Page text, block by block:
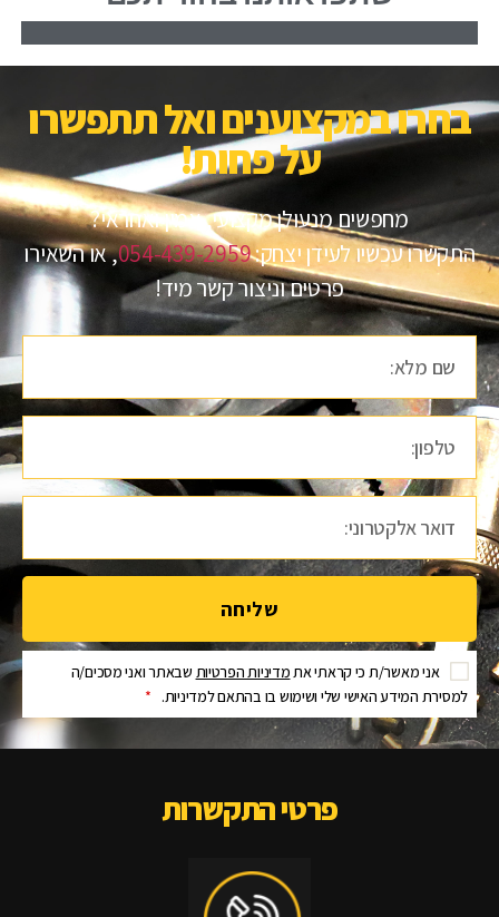
בחרו במקצוענים ואל תתפשרו
על פחות!​
מחפשים מנעולן מקצועי, אמין ואחראי?
התקשרו עכשיו לעידן יצחק:054-439-2959, או השאירו
פרטים וניצור קשר מיד!
שליחה
אני מאשר/ת כי קראתי אתמדיניות הפרטיות שבאתר ואני מסכים/ה
למסירת המידע האישי שלי ושימוש בו בהתאם למדיניות. *
פרטי התקשרות